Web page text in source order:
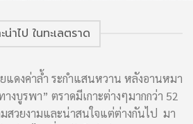
น่าไป ในทะเลตราด
ยแดงค่าล้ำ ระกำแสนหวาน หลังอานหมา
งบูรพา” ตราดมีเกาะต่างๆมากกว่า 52
มสวยงามและน่าสนใจแต่ต่างกันไป มา